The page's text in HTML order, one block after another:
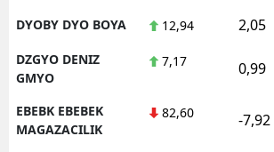
DYOBY DYO BOYA 12,94 2,05
DZGYO DENIZ
GMYO
7,17 0,99
EBEBK EBEBEK
MAGAZACILIK
82,60 -7,92